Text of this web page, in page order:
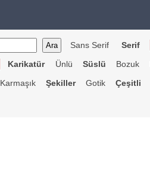
Sans Serif Serif
Karikatür Ünlü Süslü Bozuk
Karmaşık Şekiller Gotik Çeşitli